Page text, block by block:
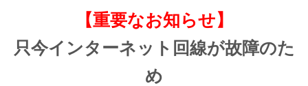
【重要なお知らせ】
只今インターネット回線が故障のた
め